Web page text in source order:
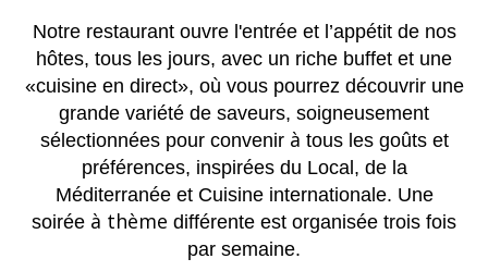
Notre restaurant ouvre l'entrée et l’appétit de nos
hôtes, tous les jours, avec un riche buffet et une
«cuisine en direct», où vous pourrez découvrir une
grande variété de saveurs, soigneusement
sélectionnées pour convenir à tous les goûts et
préférences, inspirées du Local, de la
Méditerranée et Cuisine internationale. Une
soirée à thème différente est organisée trois fois
par semaine.